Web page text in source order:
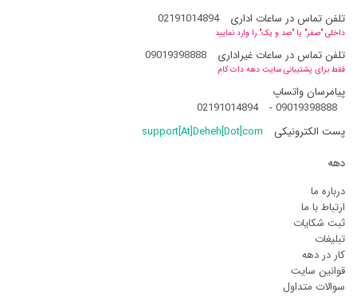
تلفن تماس در ساعات اداری
02191014894
داخلی "صفر" یا "صد و یک" را وارد نمایید
تلفن تماس در ساعات غیراداری 09019398888
فقط برای پشتیبانی سایت دهه دات کام
پیامرسان واتساپ
09019398888
-
02191014894
پست الکترونیکی
support[At]Deheh[Dot]com
دهه
درباره ما
ارتباط با ما
ثبت شکایات
تبلیغات
کار در دهه
قوانین سایت
سوالات متداول